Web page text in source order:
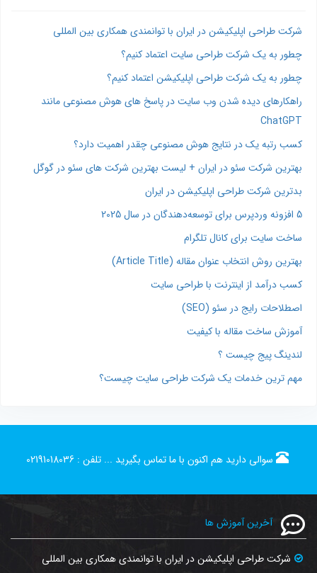
شرکت طراحی اپلیکیشن در ایران با توانمندی همکاری بین المللی
چطور به یک شرکت طراحی سایت اعتماد کنیم؟
چطور به یک شرکت طراحی اپلیکیشن اعتماد کنیم؟
راهکارهای دیده شدن وب‌ سایت در پاسخ‌ های هوش مصنوعی مانند
ChatGPT
کسب رتبه یک در نتایج هوش مصنوعی چقدر اهمیت دارد؟
بهترین شرکت سئو در ایران + لیست بهترین شرکت های سئو در گوگل
بدترین شرکت طراحی اپلیکیشن در ایران
5 افزونه وردپرس برای توسعه‌دهندگان در سال 2025
ساخت سایت برای کانال تلگرام
بهترین روش انتخاب عنوان مقاله (Article Title)
کسب درآمد از اینترنت با طراحی سایت
اصطلاحات رایج در سئو (SEO)
آموزش ساخت مقاله با کیفیت
لندینگ پیج چیست ؟
مهم ترین خدمات یک شرکت طراحی سایت چیست؟
سوالی دارید هم اکنون با ما تماس بگیرید ... تلفن : 02191018036
آخرین آموزش ها
شرکت طراحی اپلیکیشن در ایران با توانمندی همکاری بین المللی